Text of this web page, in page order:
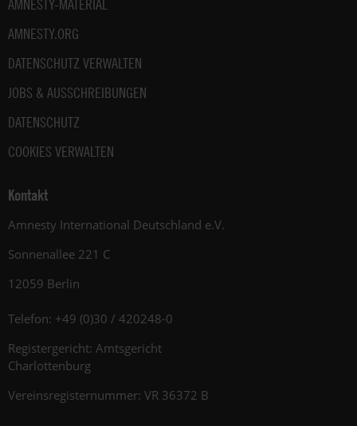
AMNESTY-MATERIAL
AMNESTY.ORG
DATENSCHUTZ VERWALTEN
JOBS & AUSSCHREIBUNGEN
DATENSCHUTZ
COOKIES VERWALTEN
Kontakt
Amnesty International Deutschland e.V.
Sonnenallee 221 C
12059 Berlin
Telefon: +49 (0)30 / 420248-0
Registergericht: Amtsgericht
Charlottenburg
Vereinsregisternummer: VR 36372 B